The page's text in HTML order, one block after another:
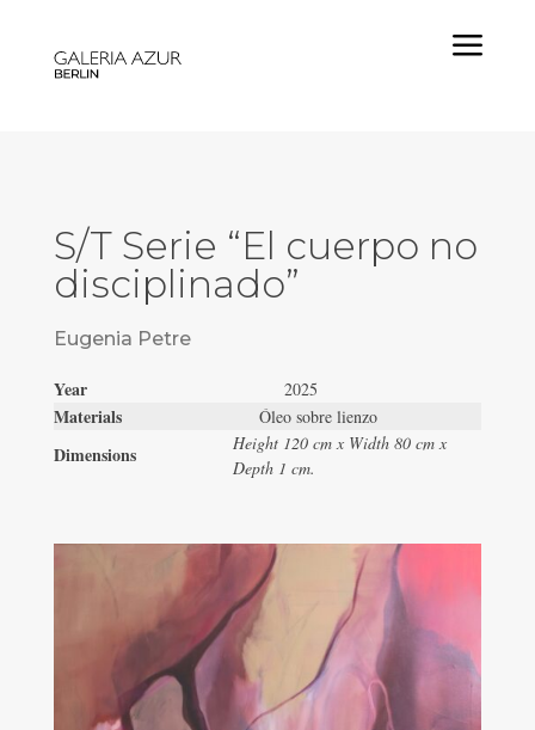
a
S/T Serie “El cuerpo no
disciplinado”
Eugenia Petre
Year 2025
Materials Óleo sobre lienzo
Dimensions
Height 120 cm x Width 80 cm x
Depth 1 cm.